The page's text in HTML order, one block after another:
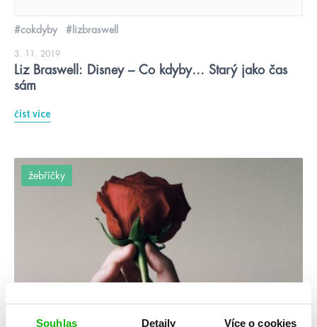
Souhlas Detaily Více o cookies
#cokdyby #lizbraswell
3. 11. 2019
Liz Braswell: Disney – Co kdyby… Starý jako čas
sám
číst více
žebříčky